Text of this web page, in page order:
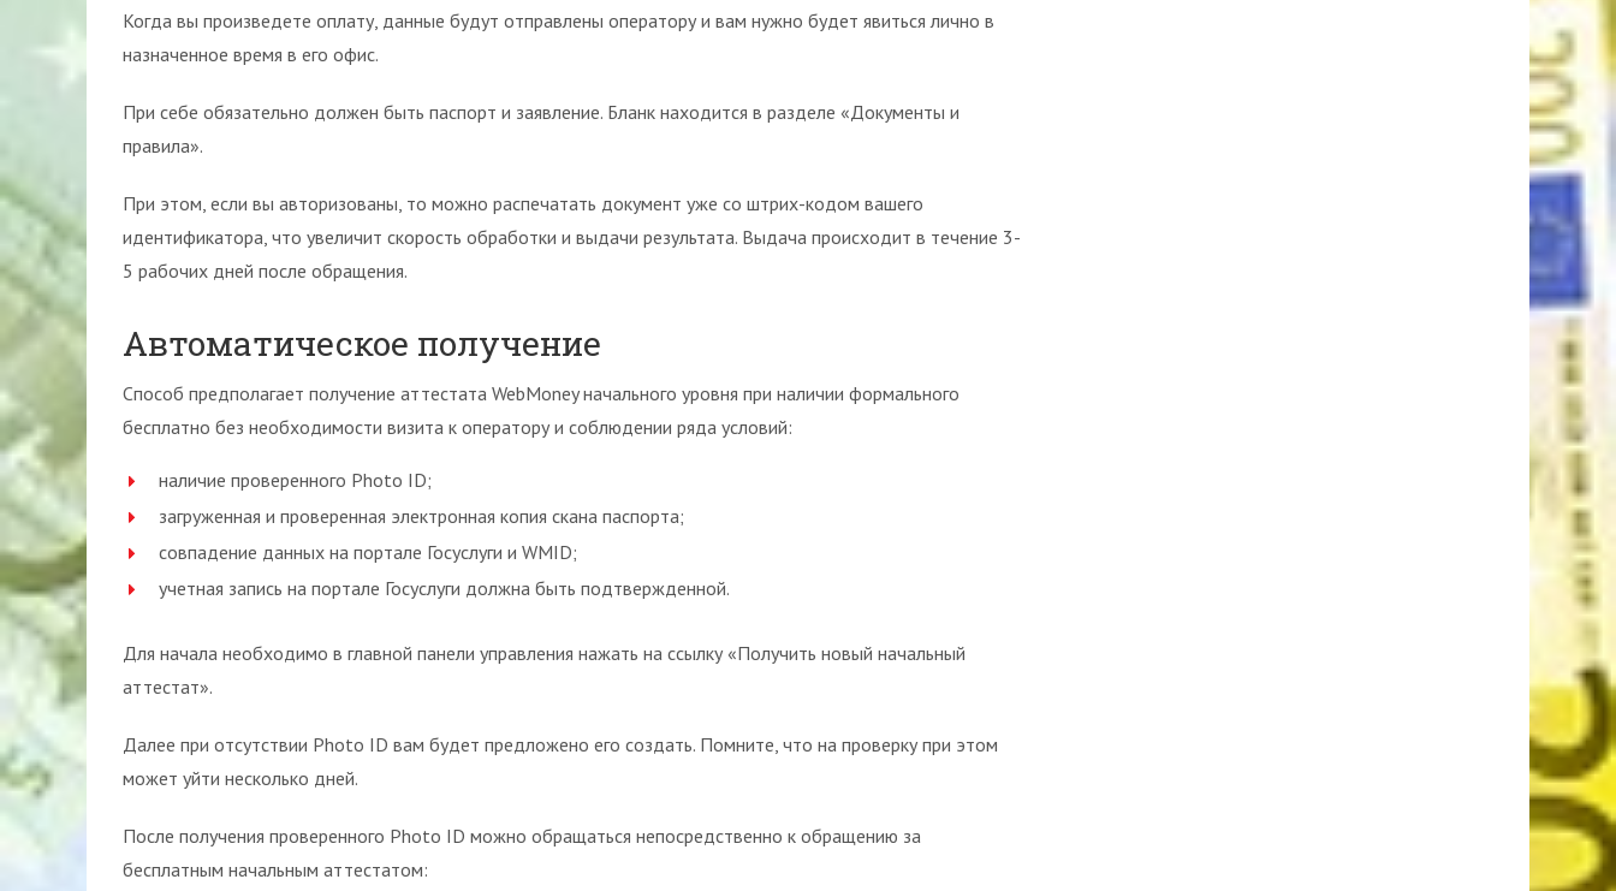
Когда вы произведете оплату, данные будут отправлены оператору и вам нужно будет явиться лично в
назначенное время в его офис.
При себе обязательно должен быть паспорт и заявление. Бланк находится в разделе «Документы и
правила».
При этом, если вы авторизованы, то можно распечатать документ уже со штрих-кодом вашего
идентификатора, что увеличит скорость обработки и выдачи результата. Выдача происходит в течение 3-
5 рабочих дней после обращения.
Автоматическое получение
Способ предполагает получение аттестата WebMoney начального уровня при наличии формального
бесплатно без необходимости визита к оператору и соблюдении ряда условий:
наличие проверенного Photo ID;
загруженная и проверенная электронная копия скана паспорта;
совпадение данных на портале Госуслуги и WMID;
учетная запись на портале Госуслуги должна быть подтвержденной.
Для начала необходимо в главной панели управления нажать на ссылку «Получить новый начальный
аттестат».
Далее при отсутствии Photo ID вам будет предложено его создать. Помните, что на проверку при этом
может уйти несколько дней.
После получения проверенного Photo ID можно обращаться непосредственно к обращению за
бесплатным начальным аттестатом: